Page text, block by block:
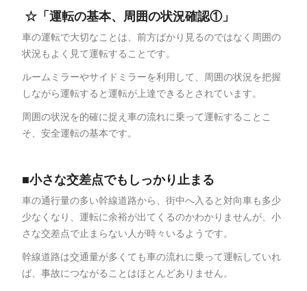
☆「運転の基本、周囲の状況確認①」
車の運転で大切なことは、前方ばかり見るのではなく周囲の
状況もよく見て運転することです。
ルームミラーやサイドミラーを利用して、周囲の状況を把握
しながら運転すると運転が上達できるとされています。
周囲の状況を的確に捉え車の流れに乗って運転することこ
そ、安全運転の基本です。
■小さな交差点でもしっかり止まる
車の通行量の多い幹線道路から、街中へ入ると対向車も多少
少なくなり、運転に余裕が出てくるのかわかりませんが、小
さな交差点で止まらない人が時々いるようです。
幹線道路は交通量が多くても車の流れに乗って運転していれ
ば、事故につながることはほとんどありません。